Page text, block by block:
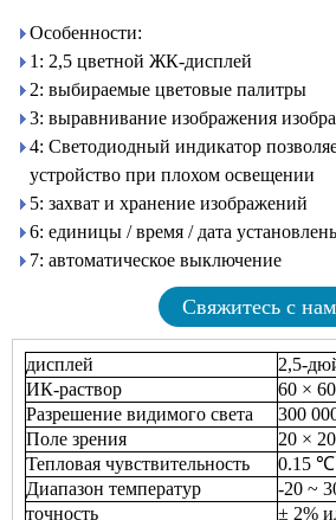
Особенности:
1: 2,5 цветной ЖК-дисплей
2: выбираемые цветовые палитры
3: выравнивание изображения
4: Светодиодный индикатор
устройство при плохом освещении
5: захват и хранение изображений
6: единицы / время / дата
7: автоматическое выключение
Свяжитесь с
дисплей
2,5-
ИК-раствор
60 ×
Разрешение видимого света
300
Поле зрения
20 ×
Тепловая чувствительность
0.15
Диапазон температур
-20 ~
точность
± 2%